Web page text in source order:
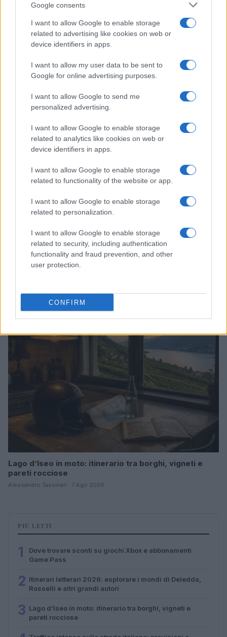
Google consents
I want to allow Google to enable storage
related to advertising like cookies on web or
device identifiers in apps.
I want to allow my user data to be sent to
Google for online advertising purposes.
I want to allow Google to send me
personalized advertising.
I want to allow Google to enable storage
related to analytics like cookies on web or
device identifiers in apps.
I want to allow Google to enable storage
related to functionality of the website or app.
I want to allow Google to enable storage
related to personalization.
I want to allow Google to enable storage
related to security, including authentication
functionality and fraud prevention, and other
user protection.
CONFIRM
Dove trovare sconti su giochi Xbox e abbonamenti
1 GIORNO OUT
Beatrice Beretta · 8 Ago 2026
Lago d’Iseo in moto: itinerario tra borghi, vigneti e
pareti rocciose
Alessandro Tassinari · 7 Ago 2026
PIÙ LETTI
1
Dove trovare sconti su giochi Xbox e abbonamenti
Game Pass
2 Itinerari letterari 2026: esplorare i mondi di Deledda,
Rosselli e altri grandi autori
3 Lago d’Iseo in moto: itinerario tra borghi, vigneti e
pareti rocciose